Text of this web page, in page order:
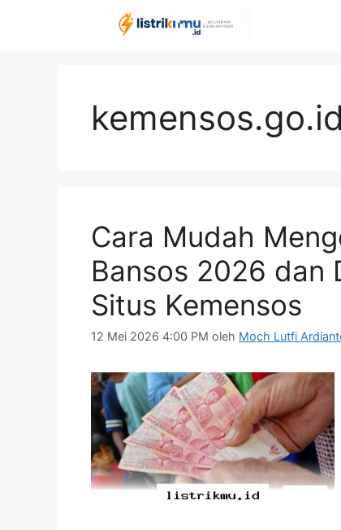
kemensos.go.id
Cara Mudah
Bansos 2026 dan
Situs Kemensos
12 Mei 2026 4:00 PM oleh Moch Lutfi